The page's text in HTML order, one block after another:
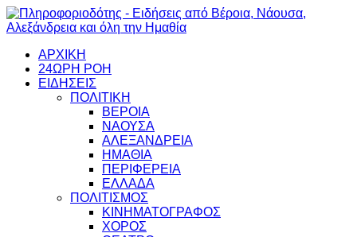
ΑΡΧΙΚΗ
24ΩΡΗ ΡΟΗ
ΕΙΔΗΣΕΙΣ
ΠΟΛΙΤΙΚΗ
ΒΕΡΟΙΑ
ΝΑΟΥΣΑ
ΑΛΕΞΑΝΔΡΕΙΑ
ΗΜΑΘΙΑ
ΠΕΡΙΦΕΡΕΙΑ
ΕΛΛΑΔΑ
ΠΟΛΙΤΙΣΜΟΣ
ΚΙΝΗΜΑΤΟΓΡΑΦΟΣ
ΧΟΡΟΣ